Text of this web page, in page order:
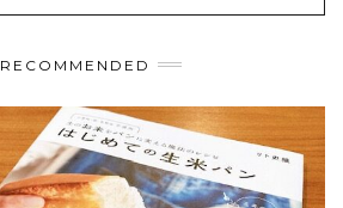
RECOMMENDED